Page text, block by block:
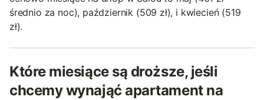
średnio za noc), październik (509 zł), i kwiecień (519
zł).
Które miesiące są droższe, jeśli
chcemy wynająć apartament na